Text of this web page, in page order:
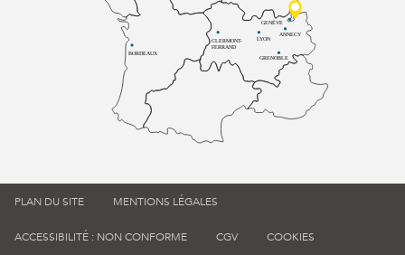
BORDEAUX
CLERMONT-
FERRAND
LYON
ANNECY
GRENOBLE
GENÈVE
PLAN DU SITE MENTIONS LÉGALES
ACCESSIBILITÉ : NON CONFORME CGV COOKIES